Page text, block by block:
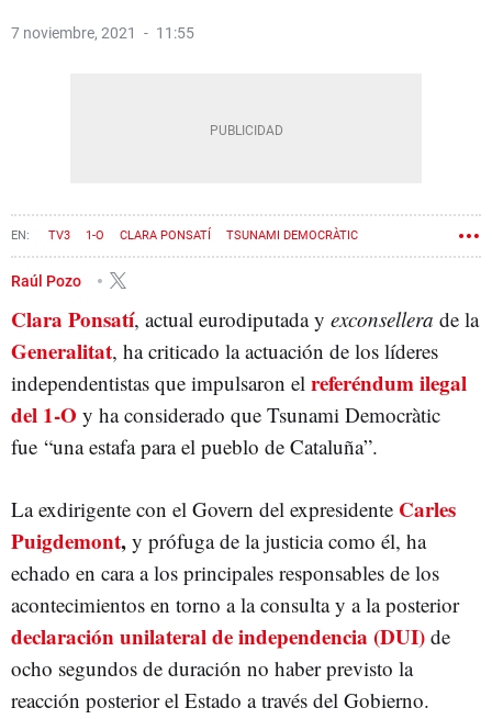
7 noviembre, 2021 11:55
TV3 1-O CLARA PONSATÍ TSUNAMI DEMOCRÀTIC
Raúl Pozo
Clara Ponsatí, actual eurodiputada y exconsellera de la
Generalitat, ha criticado la actuación de los líderes
independentistas que impulsaron el referéndum ilegal
del 1-O y ha considerado que Tsunami Democràtic
fue “una estafa para el pueblo de Cataluña”.
La exdirigente con el Govern del expresidente Carles
Puigdemont, y prófuga de la justicia como él, ha
echado en cara a los principales responsables de los
acontecimientos en torno a la consulta y a la posterior
declaración unilateral de independencia (DUI) de
ocho segundos de duración no haber previsto la
reacción posterior el Estado a través del Gobierno.